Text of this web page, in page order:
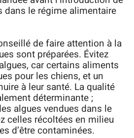
dans le régime alimentaire
de faire attention à la
sont préparées. Évitez
car certains aliments
pour les chiens, et un
à leur santé. La qualité
déterminante ;
algues vendues dans le
celles récoltées en milieu
d’être contaminées.